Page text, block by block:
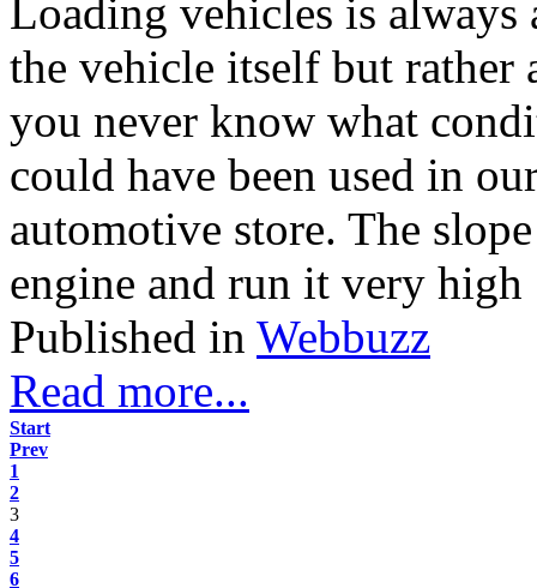
Loading vehicles is always
the vehicle itself but
you never know what
could have been used in
automotive store. The
engine and run it very high
Published in Webbuzz
Read more...
Start
Prev
1
2
3
4
5
6